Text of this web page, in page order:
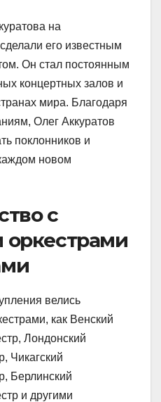
на
его известным
Он стал постоянным
концертных залов и
мира. Благодаря
Олег Аккуратов
поклонников и
новом
с
велись
как Венский
Лондонский
Чикагский
Берлинский
и другими